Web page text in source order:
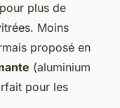
plus de
Moins
proposé en
(aluminium
pour les